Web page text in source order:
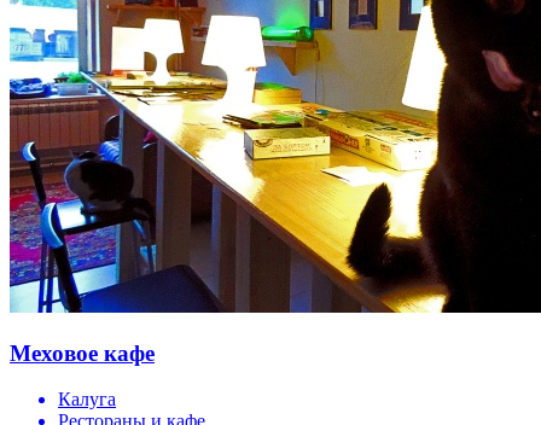
Меховое кафе
Калуга